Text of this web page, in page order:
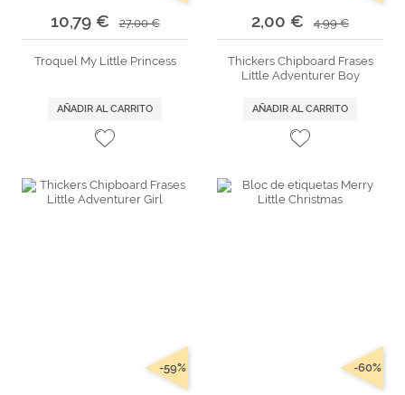
10,79 € 27,00 €
Troquel My Little Princess
AÑADIR AL CARRITO
2,00 € 4,99 €
Thickers Chipboard Frases
Little Adventurer Boy
AÑADIR AL CARRITO
-59% -60%